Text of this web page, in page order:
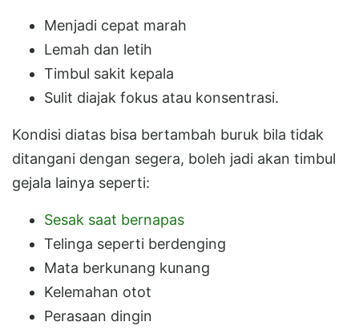
Menjadi cepat marah
Lemah dan letih
Timbul sakit kepala
Sulit diajak fokus atau konsentrasi.
Kondisi diatas bisa bertambah buruk bila tidak
ditangani dengan segera, boleh jadi akan timbul
gejala lainya seperti:
Sesak saat bernapas
Telinga seperti berdenging
Mata berkunang kunang
Kelemahan otot
Perasaan dingin